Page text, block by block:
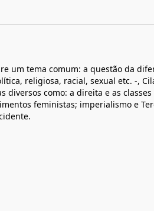
um tema comum: a questão da
religiosa, racial, sexual etc. -,
como: a direita e as
feministas; imperialismo e